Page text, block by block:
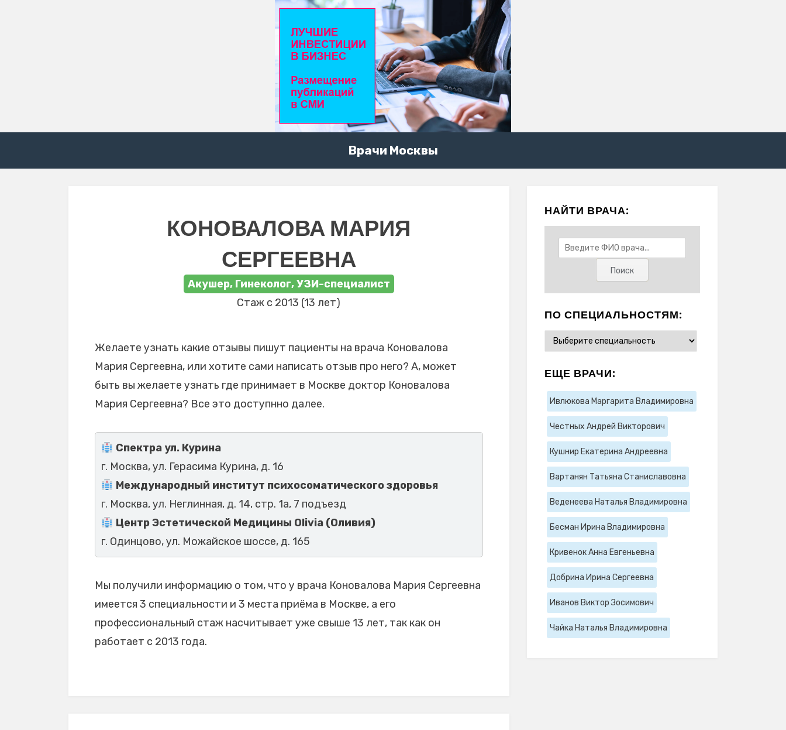
Врачи Москвы
КОНОВАЛОВА МАРИЯ
СЕРГЕЕВНА
Акушер, Гинеколог, УЗИ-специалист
Стаж с 2013 (13 лет)
Желаете узнать какие отзывы пишут пациенты на врача Коновалова
Мария Сергеевна, или хотите сами написать отзыв про него? А, может
быть вы желаете узнать где принимает в Москве доктор Коновалова
Мария Сергеевна? Все это доступнно далее.
Спектра ул. Курина
г. Москва, ул. Герасима Курина, д. 16
Международный институт психосоматического здоровья
г. Москва, ул. Неглинная, д. 14, стр. 1а, 7 подъезд
Центр Эстетической Медицины Olivia (Оливия)
г. Одинцово, ул. Можайское шоссе, д. 165
Мы получили информацию о том, что у врача Коновалова Мария Сергеевна
имеется 3 специальности и 3 места приёма в Москве, а его
профессиональный стаж насчитывает уже свыше 13 лет, так как он
работает с 2013 года.
НАЙТИ ВРАЧА:
ПО СПЕЦИАЛЬНОСТЯМ:
ЕЩЕ ВРАЧИ:
Ивлюкова Маргарита Владимировна
Честных Андрей Викторович
Кушнир Екатерина Андреевна
Вартанян Татьяна Станиславовна
Веденеева Наталья Владимировна
Бесман Ирина Владимировна
Кривенок Анна Евгеньевна
Добрина Ирина Сергеевна
Иванов Виктор Зосимович
Чайка Наталья Владимировна